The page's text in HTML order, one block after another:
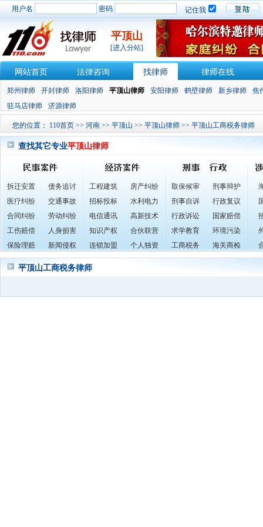
用户名 密码 记住我
平顶山
[进入分站]
网站首页 法律咨询 找律师 律师在线
郑州律师 开封律师 洛阳律师 平顶山律师 安阳律师 鹤壁律师 新乡律师
焦
驻马店律师
济源律师
您的位置： 110首页 >> 河南 >> 平顶山 >> 平顶山律师 >> 平顶山工商税务律师
查找其它专业平顶山律师
拆迁安置
债务追讨
医疗纠纷
交通事故
合同纠纷
劳动纠纷
工伤赔偿
人身损害
保险理赔
新闻侵权
工程建筑
房产纠纷
招标投标
水利电力
电信通讯
高新技术
知识产权
合伙联营
连锁加盟
个人独资
取保候审
刑事辩护
刑事自诉
行政复议
行政诉讼
国家赔偿
求学教育
环境污染
工商税务
海关商检
平顶山工商税务律师